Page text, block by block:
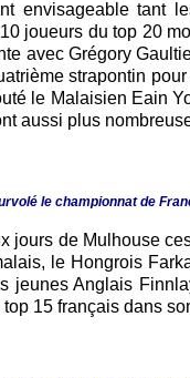
envisageabletant
joueurs du top 20
avec Grégory
strapontin
le Malaisien Eain
aussi plus
le championnat de
jours de Mulhouse
le Hongrois
jeunes Anglais
top 15 français dans